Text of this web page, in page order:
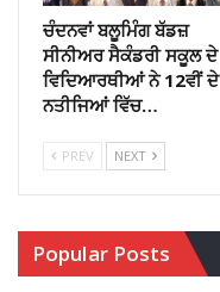
ਚੰਦਨਵਾਂ ਬਲੂਮਿੰਗ ਬੱਡਜ਼
ਸੀਨੀਅਰ ਸੈਕੰਡਰੀ ਸਕੂਲ ਦੇ
ਵਿਦਿਆਰਥੀਆਂ ਨੇ 12ਵੀਂ ਦੇ
ਨਤੀਜਿਆਂ ਵਿੱਚ…
PREV NEXT
Popular Posts